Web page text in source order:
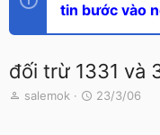
tin bước vào
đối trừ 1331 và
T
salemok
N
23/3/06